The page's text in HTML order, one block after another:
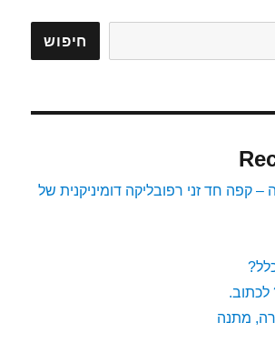
חיפוש
– קפה חד זני רפובליקה דומיניקנית של
לכתוב.
מתנה